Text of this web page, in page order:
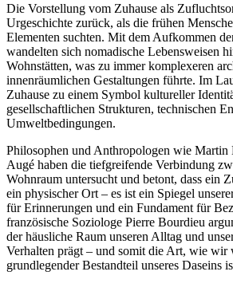
Die Vorstellung vom Zuhause als
Urgeschichte zurück, als die frühen
Elementen suchten. Mit dem Aufkommen
wandelten sich nomadische Lebensweisen
Wohnstätten, was zu immer komplexeren
innenräumlichen Gestaltungen führte. Im
Zuhause zu einem Symbol kultureller
gesellschaftlichen Strukturen, technischen
Umweltbedingungen.
Philosophen und Anthropologen wie Martin
Augé haben die tiefgreifende Verbindung
Wohnraum untersucht und betont, dass ein
ein physischer Ort – es ist ein Spiegel
für Erinnerungen und ein Fundament für
französische Soziologe Pierre Bourdieu
der häusliche Raum unseren Alltag und
Verhalten prägt – und somit die Art, wie wir
grundlegender Bestandteil unseres Daseins